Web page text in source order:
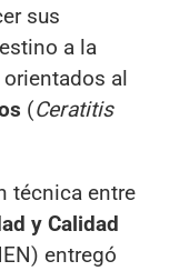
sus
a la
al
(Ceratitis
técnica entre
y Calidad
entregó